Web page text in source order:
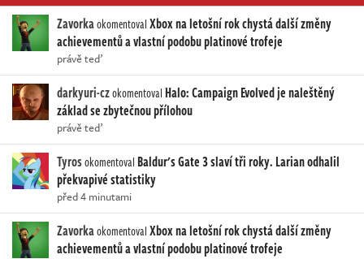
ZavorkaokomentovalXbox na letošní rok chystá další změny
achievementů a vlastní podobu platinové trofeje
právě teď
darkyuri-czokomentoval Halo: Campaign Evolved je naleštěný
základ se zbytečnou přílohou
právě teď
Tyrosokomentoval Baldur's Gate 3 slaví tři roky. Larian odhalil
překvapivé statistiky
před 4 minutami
ZavorkaokomentovalXbox na letošní rok chystá další změny
achievementů a vlastní podobu platinové trofeje